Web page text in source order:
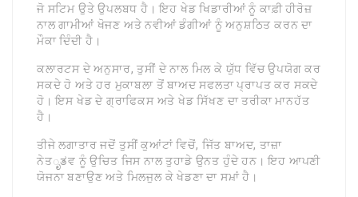
ਜੋ ਸਟਿਮ ਉਤੇ ਉਪਲਬਧ ਹੈ। ਇਹ ਖੇਡ ਖਿਡਾਰੀਆਂ ਨੂੰ ਕਾਫ਼ੀ ਹੀਰੋਜ਼
ਨਾਲ ਗਾਮੀਆਂ ਖੋਜਣ ਅਤੇ ਨਵੀਆਂ ਡੰਗੀਆਂ ਨੂੰ ਅਨੁਸ਼ਠਿਤ ਕਰਨ ਦਾ
ਮੌਕਾ ਦਿੰਦੀ ਹੈ।
ਕਲਾਰਟਸ ਦੇ ਅਨੁਸਾਰ, ਤੁਸੀਂ ਦੇ ਨਾਲ ਮਿਲ ਕੇ ਯੁੱਧ ਵਿੱਚ ਉਪਯੋਗ ਕਰ
ਸਕਦੇ ਹੋ ਅਤੇ ਹਰ ਮੁਕਾਬਲਾ ਤੋਂ ਬਾਅਦ ਸਫਲਤਾ ਪ੍ਰਾਪਤ ਕਰ ਸਕਦੇ
ਹੋ। ਇਸ ਖੇਡ ਦੇ ਗ੍ਰਾਫਿਕਸ ਅਤੇ ਖੇਡ ਸਿੱਖਣ ਦਾ ਤਰੀਕਾ ਮਾਨਹੱਤ
ਹੈ।
ਤੀਜੇ ਲਗਾਤਾਰ ਜਦੋਂ ਤੁਸੀਂ ਕੁਆਂਟਾਂ ਵਿਚੋਂ, ਜਿੱਤ ਬਾਅਦ, ਤਾਜ਼ਾ
ਨੇਤೃತਵ ਨੂੰ ਉਚਿਤ ਜਿਸ ਨਾਲ ਤੁਹਾਡੇ ਉਨਤ ਹੁੰਦੇ ਹਨ। ਇਹ ਆਪਣੀ
ਯੋਜਨਾ ਬਣਾਉਣ ਅਤੇ ਮਿਲਜੁਲ ਕੇ ਖੇਡਣਾ ਦਾ ਸਮ਼ਾਂ ਹੈ।